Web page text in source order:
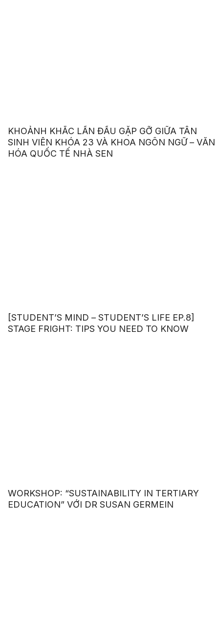
KHOẢNH KHẮC LẦN ĐẦU GẶP GỠ GIỮA TÂN
SINH VIÊN KHÓA 23 VÀ KHOA NGÔN NGỮ – VĂN
HÓA QUỐC TẾ NHÀ SEN
[STUDENT’S MIND – STUDENT’S LIFE EP.8]
STAGE FRIGHT: TIPS YOU NEED TO KNOW
WORKSHOP: “SUSTAINABILITY IN TERTIARY
EDUCATION” VỚI DR SUSAN GERMEIN